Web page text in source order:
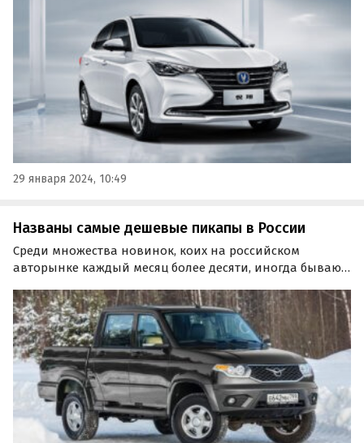
доступнее на суммы от 40 до 200 тыс. рублей или 1,7-
4,1%, пишут «Автоновости дня».
29 января 2024, 10:49
Названы самые дешевые пикапы в России
Среди множества новинок, коих на российском
авторынке каждый месяц более десяти, иногда бывают
прайс-листах автопроизводителей, портал
«Автоновости дня» составил свежий ТОП-5 самых
дешевых пикапов в…